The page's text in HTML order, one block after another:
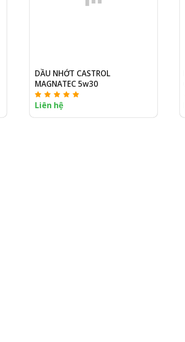
DẦU NHỚT CASTROL
MAGNATEC 5w30
Liên hệ